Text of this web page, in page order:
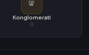
Konglomerati
0